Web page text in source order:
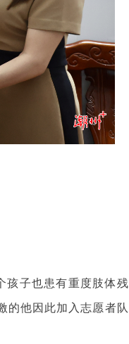
孩子也患有重度肢体残
的他因此加入志愿者队